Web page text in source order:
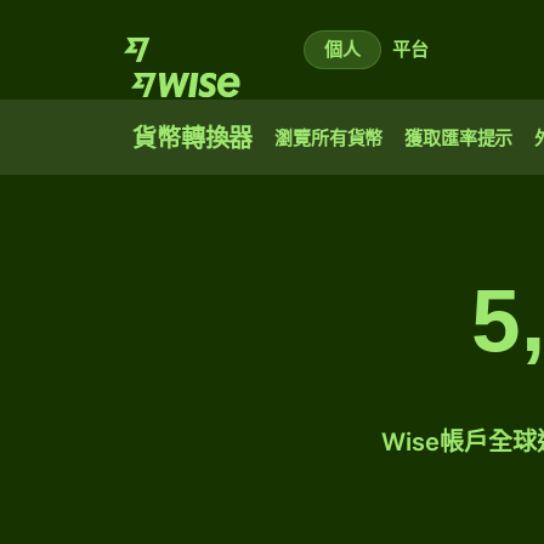
個人 平台
貨幣轉換器 瀏覽所有貨幣 獲取匯率提示
Wise帳戶全球